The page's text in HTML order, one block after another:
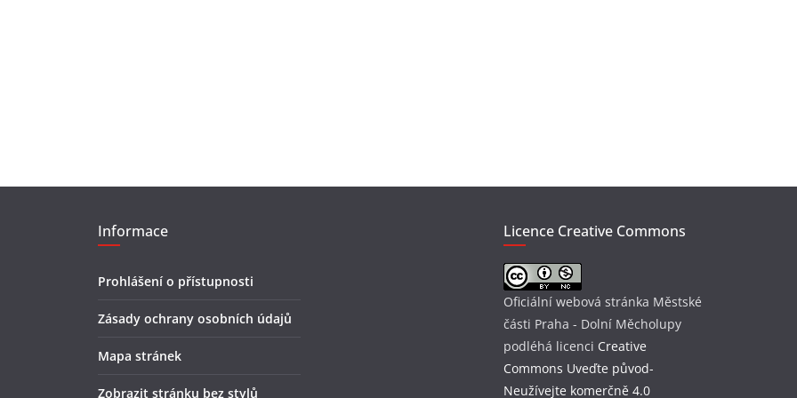
Informace
Prohlášení o přístupnosti
Zásady ochrany osobních údajů
Mapa stránek
Zobrazit stránku bez stylů
Licence Creative Commons
Oficiální webová stránka Městské
části Praha - Dolní Měcholupy
podléhá licenci Creative
Commons Uveďte původ-
Neužívejte komerčně 4.0